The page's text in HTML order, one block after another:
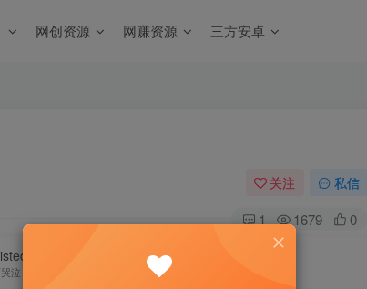
网创资源 网赚资源 三方安卓
关注 私信
1 1679 0
in the love.
泣，那么你就要错群星了